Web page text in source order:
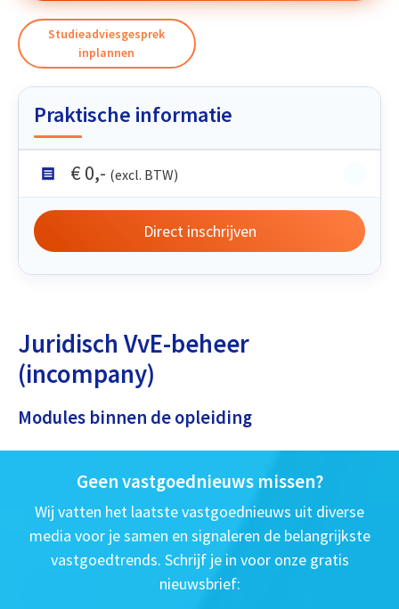
Juridisch VvE-beheer
(incompany)
Modules binnen de opleiding
Studieadviesgesprek
inplannen
Praktische informatie
€ 0,- (excl. BTW)
Direct inschrijven
Geen vastgoednieuws missen?
Wij vatten het laatste vastgoednieuws uit diverse
media voor je samen en signaleren de belangrijkste
vastgoedtrends. Schrijf je in voor onze gratis
nieuwsbrief: